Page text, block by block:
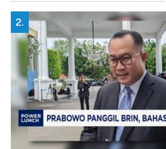
2.